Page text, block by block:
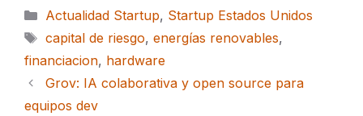
Categorías
Actualidad Startup, Startup Estados Unidos
Etiquetas
capital de riesgo, energías renovables,
financiacion, hardware
Grov: IA colaborativa y open source para
equipos dev